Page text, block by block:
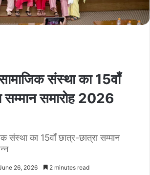
संस्था का 15वाँ
सम्मान समारोह 2026
संस्था का 15वाँ छात्र-छात्रा सम्मान
26, 2026 2 minutes read